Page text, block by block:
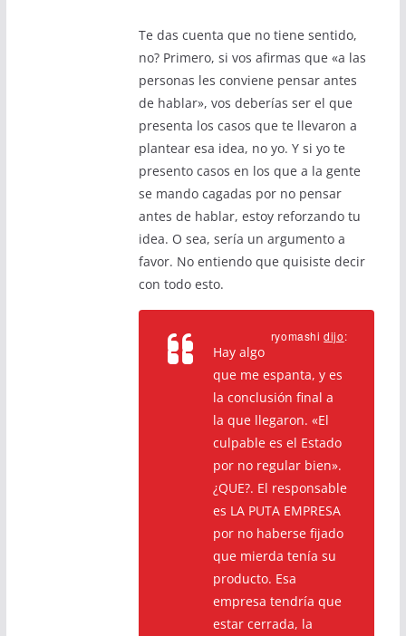
Te das cuenta que no tiene sentido,
no? Primero, si vos afirmas que «a las
personas les conviene pensar antes
de hablar», vos deberías ser el que
presenta los casos que te llevaron a
plantear esa idea, no yo. Y si yo te
presento casos en los que a la gente
se mando cagadas por no pensar
antes de hablar, estoy reforzando tu
idea. O sea, sería un argumento a
favor. No entiendo que quisiste decir
con todo esto.
ryomashidijo:
Hay algo
que me espanta, y es
la conclusión final a
la que llegaron. «El
culpable es el Estado
por no regular bien».
¿QUE?. El responsable
es LA PUTA EMPRESA
por no haberse fijado
que mierda tenía su
producto. Esa
empresa tendría que
estar cerrada, la